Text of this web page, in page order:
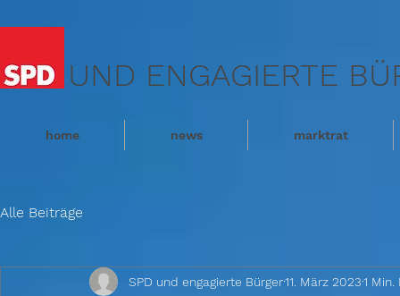
UND ENGAGIERTE
home news marktrat
Alle Beiträge
SPD und engagierte Bürger11. März 20231 Min.